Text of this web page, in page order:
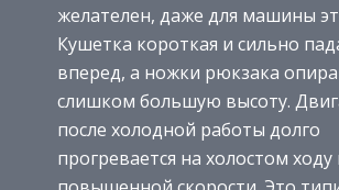
желателен, даже для машины
Кушетка короткая и сильно
вперед, а ножки рюкзака
слишком большую высоту.
после холодной работы долго
прогревается на холостом ходу